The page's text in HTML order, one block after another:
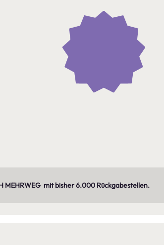
MEHRWEG  mit bisher 6.000 Rückgabestellen.